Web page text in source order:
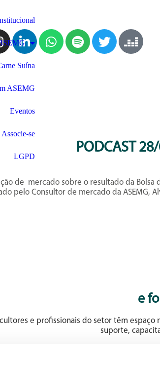
Suína
ASEMG
Eventos
Associe-se
LGPD
PODCAST
de mercado sobre o resultado da Bolsa
pelo Consultor de mercado da ASEMG,
e
e profissionais do setor têm espaço
suporte,